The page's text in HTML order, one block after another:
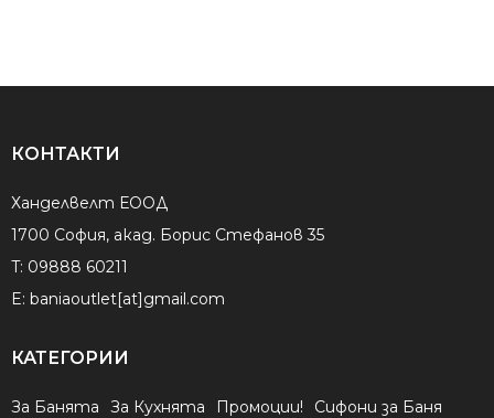
КОНТАКТИ
Ханделвелт ЕООД
1700 София, акад. Борис Стефанов 35
T: 09888 60211
E: baniaoutlet[at]gmail.com
КАТЕГОРИИ
За Банята За Кухнята Промоции! Сифони за Баня